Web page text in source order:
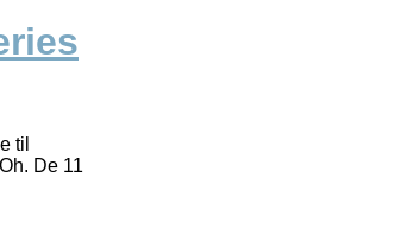
til
De 11